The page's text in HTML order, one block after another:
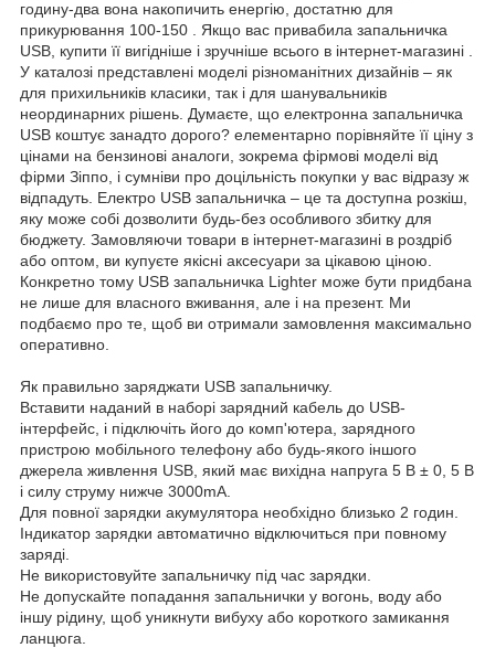
годину-два вона накопичить енергію, достатню для
прикурювання 100-150 . Якщо вас привабила запальничка
USB, купити її вигідніше і зручніше всього в інтернет-магазині .
У каталозі представлені моделі різноманітних дизайнів – як
для прихильників класики, так і для шанувальників
неординарних рішень. Думаєте, що електронна запальничка
USB коштує занадто дорого? елементарно порівняйте її ціну з
цінами на бензинові аналоги, зокрема фірмові моделі від
фірми Зіппо, і сумніви про доцільність покупки у вас відразу ж
відпадуть. Електро USB запальничка – це та доступна розкіш,
яку може собі дозволити будь-без особливого збитку для
бюджету. Замовляючи товари в інтернет-магазині в роздріб
або оптом, ви купуєте якісні аксесуари за цікавою ціною.
Конкретно тому USB запальничка Lighter може бути придбана
не лише для власного вживання, але і на презент. Ми
подбаємо про те, щоб ви отримали замовлення максимально
оперативно.
Як правильно заряджати USB запальничку.
Вставити наданий в наборі зарядний кабель до USB-
інтерфейс, і підключіть його до комп'ютера, зарядного
пристрою мобільного телефону або будь-якого іншого
джерела живлення USB, який має вихідна напруга 5 В ± 0, 5 В
і силу струму нижче 3000mA.
Для повної зарядки акумулятора необхідно близько 2 годин.
Індикатор зарядки автоматично відключиться при повному
заряді.
Не використовуйте запальничку під час зарядки.
Не допускайте попадання запальнички у вогонь, воду або
іншу рідину, щоб уникнути вибуху або короткого замикання
ланцюга.